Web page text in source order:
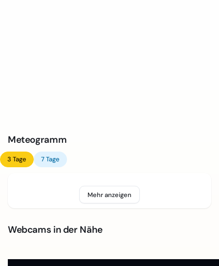
Meteogramm
3 Tage 7 Tage
Mehr anzeigen
Webcams in der Nähe